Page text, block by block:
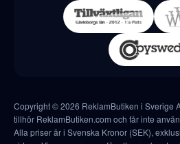
Copyright © 2026 ReklamButiken i Sverige
tillhör ReklamButiken.com och får inte
Alla priser är i Svenska Kronor (SEK),